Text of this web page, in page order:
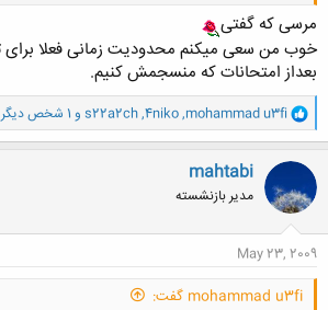
مرسی که گفتی
خوب من سعی میکنم محدودیت زمانی فعلا برای
بعداز امتحانات که منسجمش کنیم.
و
ا
ک
ن
ش
ه
ا
mohammad u3fi
,
4niko
,
s22a2ch و 1 شخص دیگر
mahtabi
مدیر بازنشسته
May 23, 2009
mohammad u3fi گفت: